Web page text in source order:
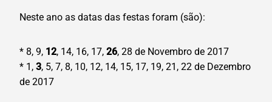
Neste ano as datas das festas foram (são):
* 8, 9, 12, 14, 16, 17, 26, 28 de Novembro de 2017
* 1, 3, 5, 7, 8, 10, 12, 14, 15, 17, 19, 21, 22 de Dezembro
de 2017